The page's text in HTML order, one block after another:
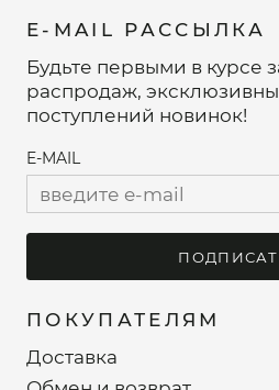
ПОКУПАТЕЛЯМ
Доставка
E-MAIL РАССЫЛКА
Будьте первыми в курсе
распродаж,
поступлений новинок!
E-MAIL